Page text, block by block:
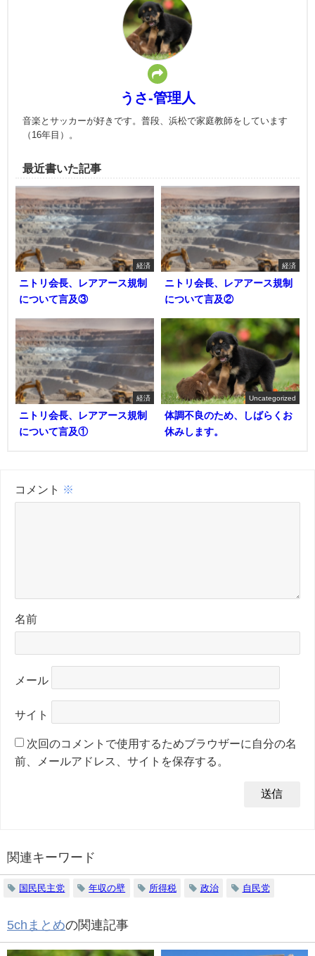
うさ-管理人
音楽とサッカーが好きです。普段、浜松で家庭教師をしています
（16年目）。
最近書いた記事
経済
ニトリ会長、レアアース規制
について言及③
経済
ニトリ会長、レアアース規制
について言及②
経済
ニトリ会長、レアアース規制
について言及①
Uncategorized
体調不良のため、しばらくお
休みします。
コメント ※
名前
メール
サイト
次回のコメントで使用するためブラウザーに自分の名
前、メールアドレス、サイトを保存する。
関連キーワード
国民民主党 年収の壁 所得税 政治 自民党
5chまとめの関連記事